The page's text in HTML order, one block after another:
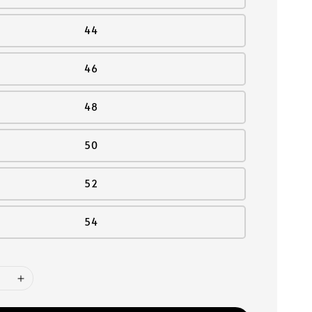
44
46
48
50
52
54